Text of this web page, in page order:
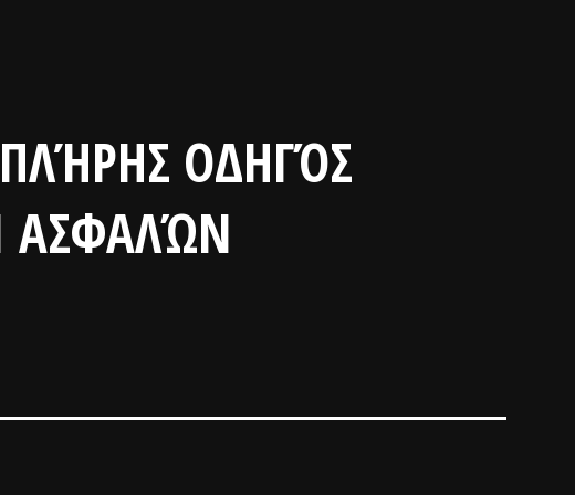
ΠΛΉΡΗΣ ΟΔΗΓΌΣ
ΑΣΦΑΛΏΝ